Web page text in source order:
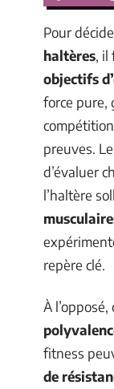
Pour
haltères, il
objectifs
force pure,
preuves.
d’évaluer
l’haltère
repère clé.
À
fitness
de